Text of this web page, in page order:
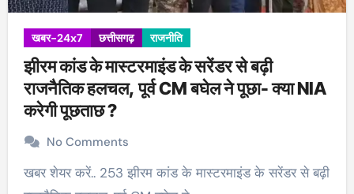
खबर-24x7 छत्तीसगढ़ राजनीति
झीरम कांड के मास्टरमाइंड के सरेंडर से बढ़ी
राजनैतिक हलचल, पूर्व CM बघेल ने पूछा- क्या NIA
करेगी पूछताछ ?
No Comments
खबर शेयर करें.. 253 झीरम कांड के मास्टरमाइंड के सरेंडर से बढ़ी